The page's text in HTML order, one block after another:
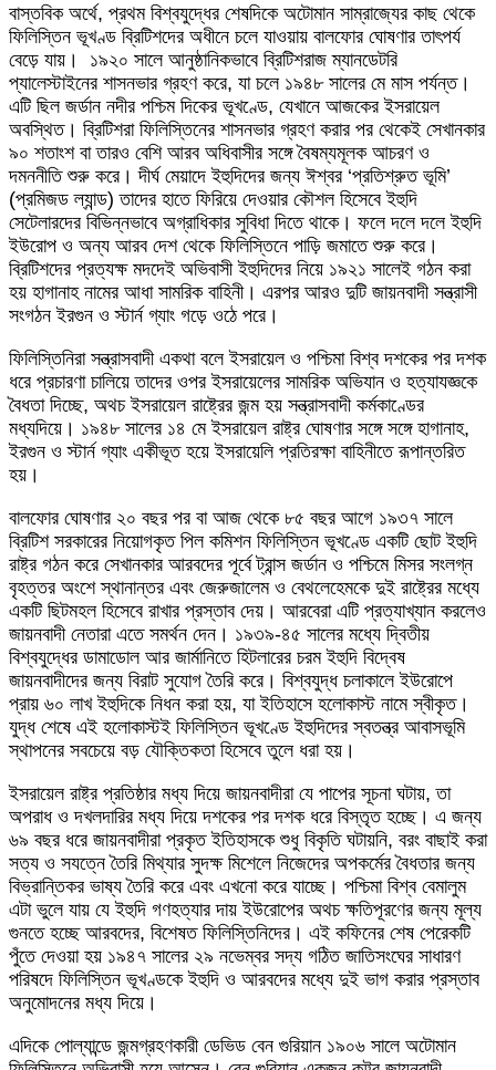
বাস্তবিক অর্থে, প্রথম বিশ্বযুদ্ধের শেষদিকে অটোমান সাম্রাজ্যের কাছ থেকে
ফিলিস্তিন ভূখণ্ড ব্রিটিশদের অধীনে চলে যাওয়ায় বালফোর ঘোষণার তাৎপর্য
বেড়ে যায়। ১৯২০ সালে আনুষ্ঠানিকভাবে ব্রিটিশরাজ ম্যানডেটরি
প্যালেস্টাইনের শাসনভার গ্রহণ করে, যা চলে ১৯৪৮ সালের মে মাস পর্যন্ত।
এটি ছিল জর্ডান নদীর পশ্চিম দিকের ভূখণ্ডে, যেখানে আজকের ইসরায়েল
অবস্থিত। ব্রিটিশরা ফিলিস্তিনের শাসনভার গ্রহণ করার পর থেকেই সেখানকার
৯০ শতাংশ বা তারও বেশি আরব অধিবাসীর সঙ্গে বৈষম্যমূলক আচরণ ও
দমননীতি শুরু করে। দীর্ঘ মেয়াদে ইহুদিদের জন্য ঈশ্বর ‘প্রতিশ্রুত ভূমি’
(প্রমিজড ল্যান্ড) তাদের হাতে ফিরিয়ে দেওয়ার কৌশল হিসেবে ইহুদি
সেটেলারদের বিভিন্নভাবে অগ্রাধিকার সুবিধা দিতে থাকে। ফলে দলে দলে ইহুদি
ইউরোপ ও অন্য আরব দেশ থেকে ফিলিস্তিনে পাড়ি জমাতে শুরু করে।
ব্রিটিশদের প্রত্যক্ষ মদদেই অভিবাসী ইহুদিদের নিয়ে ১৯২১ সালেই গঠন করা
হয় হাগানাহ নামের আধা সামরিক বাহিনী। এরপর আরও দুটি জায়নবাদী সন্ত্রাসী
সংগঠন ইরগুন ও স্টার্ন গ্যাং গড়ে ওঠে পরে।
ফিলিস্তিনিরা সন্ত্রাসবাদী একথা বলে ইসরায়েল ও পশ্চিমা বিশ্ব দশকের পর দশক
ধরে প্রচারণা চালিয়ে তাদের ওপর ইসরায়েলের সামরিক অভিযান ও হত্যাযজ্ঞকে
বৈধতা দিচ্ছে, অথচ ইসরায়েল রাষ্ট্রের জন্ম হয় সন্ত্রাসবাদী কর্মকাণ্ডের
মধ্যদিয়ে। ১৯৪৮ সালের ১৪ মে ইসরায়েল রাষ্ট্র ঘোষণার সঙ্গে সঙ্গে হাগানাহ,
ইরগুন ও স্টার্ন গ্যাং একীভূত হয়ে ইসরায়েলি প্রতিরক্ষা বাহিনীতে রূপান্তরিত
হয়।
বালফোর ঘোষণার ২০ বছর পর বা আজ থেকে ৮৫ বছর আগে ১৯৩৭ সালে
ব্রিটিশ সরকারের নিয়োগকৃত পিল কমিশন ফিলিস্তিন ভূখণ্ডে একটি ছোট ইহুদি
রাষ্ট্র গঠন করে সেখানকার আরবদের পূর্বে ট্রান্স জর্ডান ও পশ্চিমে মিসর সংলগ্ন
বৃহত্তর অংশে স্থানান্তর এবং জেরুজালেম ও বেথলেহেমকে দুই রাষ্ট্রের মধ্যে
একটি ছিটমহল হিসেবে রাখার প্রস্তাব দেয়। আরবেরা এটি প্রত্যাখ্যান করলেও
জায়নবাদী নেতারা এতে সমর্থন দেন। ১৯৩৯-৪৫ সালের মধ্যে দ্বিতীয়
বিশ্বযুদ্ধের ডামাডোল আর জার্মানিতে হিটলারের চরম ইহুদি বিদ্বেষ
জায়নবাদীদের জন্য বিরাট সুযোগ তৈরি করে। বিশ্বযুদ্ধ চলাকালে ইউরোপে
প্রায় ৬০ লাখ ইহুদিকে নিধন করা হয়, যা ইতিহাসে হলোকাস্ট নামে স্বীকৃত।
যুদ্ধ শেষে এই হলোকাস্টই ফিলিস্তিন ভূখণ্ডে ইহুদিদের স্বতন্ত্র আবাসভূমি
স্থাপনের সবচেয়ে বড় যৌক্তিকতা হিসেবে তুলে ধরা হয়।
ইসরায়েল রাষ্ট্র প্রতিষ্ঠার মধ্য দিয়ে জায়নবাদীরা যে পাপের সূচনা ঘটায়, তা
অপরাধ ও দখলদারির মধ্য দিয়ে দশকের পর দশক ধরে বিস্তৃত হচ্ছে। এ জন্য
৬৯ বছর ধরে জায়নবাদীরা প্রকৃত ইতিহাসকে শুধু বিকৃতি ঘটায়নি, বরং বাছাই করা
সত্য ও সযত্নে তৈরি মিথ্যার সুদক্ষ মিশেলে নিজেদের অপকর্মের বৈধতার জন্য
বিভ্রান্তিকর ভাষ্য তৈরি করে এবং এখনো করে যাচ্ছে। পশ্চিমা বিশ্ব বেমালুম
এটা ভুলে যায় যে ইহুদি গণহত্যার দায় ইউরোপের অথচ ক্ষতিপূরণের জন্য মূল্য
গুনতে হচ্ছে আরবদের, বিশেষত ফিলিস্তিনিদের। এই কফিনের শেষ পেরেকটি
পুঁতে দেওয়া হয় ১৯৪৭ সালের ২৯ নভেম্বর সদ্য গঠিত জাতিসংঘের সাধারণ
পরিষদে ফিলিস্তিন ভূখণ্ডকে ইহুদি ও আরবদের মধ্যে দুই ভাগ করার প্রস্তাব
অনুমোদনের মধ্য দিয়ে।
এদিকে পোল্যান্ডে জন্মগ্রহণকারী ডেভিড বেন গুরিয়ান ১৯০৬ সালে অটোমান